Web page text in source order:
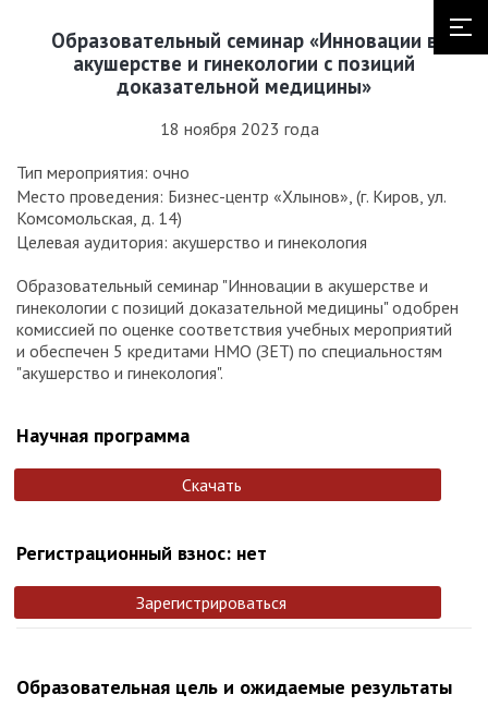
Образовательный семинар «Инновации в
акушерстве и гинекологии с позиций
доказательной медицины»
18 ноября 2023 года
Тип мероприятия: очно
Место проведения: Бизнес-центр «Хлынов», (г. Киров, ул.
Комсомольская, д. 14)
Целевая аудитория: акушерство и гинекология
Образовательный семинар "Инновации в акушерстве и
гинекологии с позиций доказательной медицины" одобрен
комиссией по оценке соответствия учебных мероприятий
и обеспечен 5 кредитами НМО (ЗЕТ) по специальностям
"акушерство и гинекология".
Научная программа
Скачать
Регистрационный взнос: нет
Зарегистрироваться
Образовательная цель и ожидаемые результаты